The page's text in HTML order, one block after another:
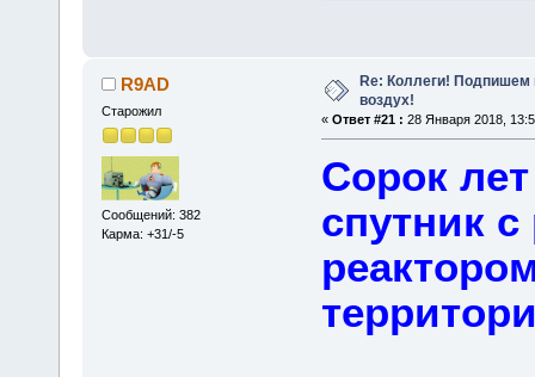
R9AD
Старожил
Сообщений: 382
Карма: +31/-5
Re: Коллеги! Подпишем
воздух!
« Ответ #21 : 28 Января 2018,
Сорок
спутник